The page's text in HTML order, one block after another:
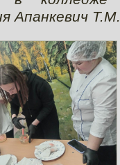
Апанкевич